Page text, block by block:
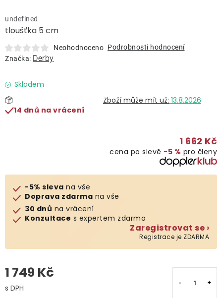
Lehátka
Doplňky
Deštníky
Gastro produkty
Klub výhod
tloušťka 5 cm
undefined
Neohodnoceno Podrobnosti hodnocení
Značka: Derby
Skladem
13.8.2026
14 dnů na vrácení
1 662 Kč
cena po slevě −5 % pro členy
-5% sleva na vše
Doprava zdarma na vše
30 dnů na vrácení
Konzultace s expertem zdarma
Zaregistrovat se ›
Registrace je ZDARMA
1 749 Kč